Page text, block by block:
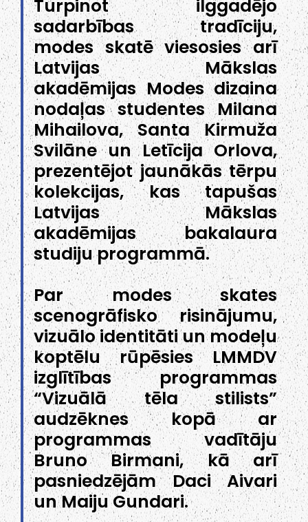
Turpinot ilggadējo
sadarbības tradīciju,
modes skatē viesosies arī
Latvijas Mākslas
akadēmijas Modes dizaina
nodaļas studentes Milana
Mihailova, Santa Kirmuža
Svilāne un Letīcija Orlova,
prezentējot jaunākās tērpu
kolekcijas, kas tapušas
Latvijas Mākslas
akadēmijas bakalaura
studiju programmā.
Par modes skates
scenogrāfisko risinājumu,
vizuālo identitāti un modeļu
koptēlu rūpēsies LMMDV
izglītības programmas
“Vizuālā tēla stilists”
audzēknes kopā ar
programmas vadītāju
Bruno Birmani, kā arī
pasniedzējām Daci Aivari
un Maiju Gundari.